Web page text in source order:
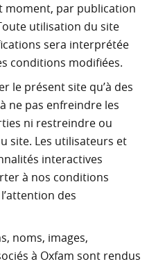
moment, par publication
utilisation du site
sera interprétée
conditions modifiées.
le présent site qu’à des
ne pas enfreindre les
ni restreindre ou
site. Les utilisateurs et
interactives
à nos conditions
des
noms, images,
à Oxfam sont rendus